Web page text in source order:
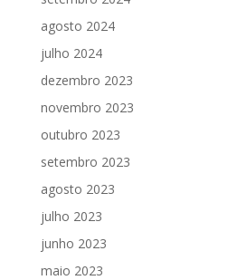
agosto 2024
julho 2024
dezembro 2023
novembro 2023
outubro 2023
setembro 2023
agosto 2023
julho 2023
junho 2023
maio 2023